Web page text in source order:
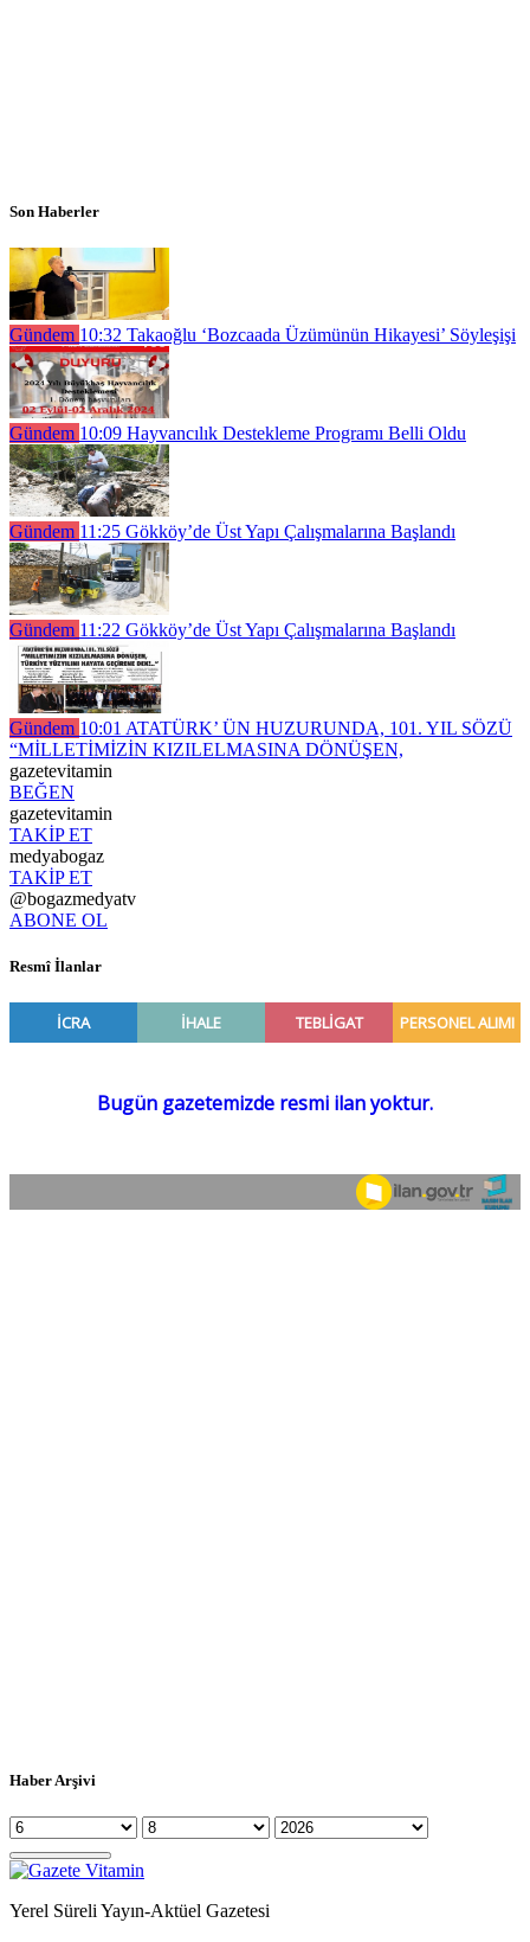
Son Haberler
Gündem 10:32 Takaoğlu ‘Bozcaada Üzümünün Hikayesi’ Söyleşişi
Gündem 10:09 Hayvancılık Destekleme Programı Belli Oldu
Gündem 11:25 Gökköy’de Üst Yapı Çalışmalarına Başlandı
Gündem 11:22 Gökköy’de Üst Yapı Çalışmalarına Başlandı
Gündem 10:01 ATATÜRK’ ÜN HUZURUNDA, 101. YIL SÖZÜ
“MİLLETİMİZİN KIZILELMASINA DÖNÜŞEN,
gazetevitamin
BEĞEN
gazetevitamin
TAKİP ET
medyabogaz
TAKİP ET
@bogazmedyatv
ABONE OL
Resmî İlanlar
Haber Arşivi
Yerel Süreli Yayın-Aktüel Gazetesi